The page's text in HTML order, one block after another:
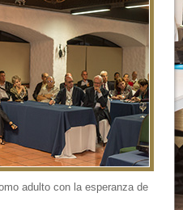
adulto con la esperanza de